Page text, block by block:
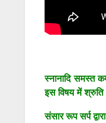
स्नानादि समस्त
इस विषय में
संसार रूप सर्प